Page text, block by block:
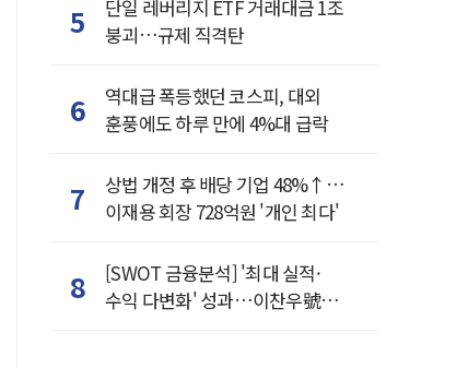
5
단일 레버리지 ETF 거래대금 1조
붕괴…규제 직격탄
6
역대급 폭등했던 코스피, 대외
훈풍에도 하루 만에 4%대 급락
7
상법 개정 후 배당 기업 48%↑…
이재용 회장 728억원 '개인 최다'
8
[SWOT 금융분석] '최대 실적·
수익 다변화' 성과…이찬우號